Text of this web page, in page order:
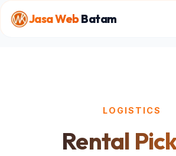
Jasa WebBatam
LOGISTICS
Rental